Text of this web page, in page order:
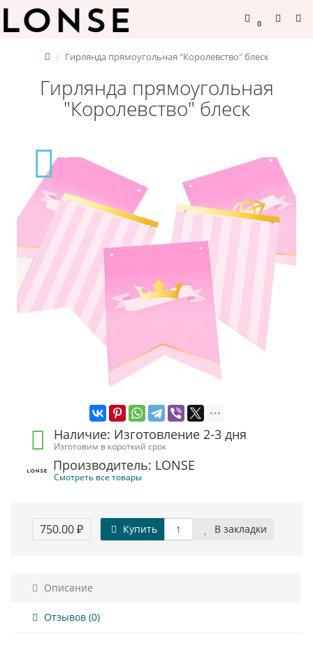
0
Гирлянда прямоугольная "Королевство" блеск
Гирлянда прямоугольная
"Королевство" блеск
Наличие: Изготовление 2-3 дня
Изготовим в короткий срок
Производитель: LONSE
Смотреть все товары
750.00 ₽ Купить В закладки
Описание
Отзывов (0)